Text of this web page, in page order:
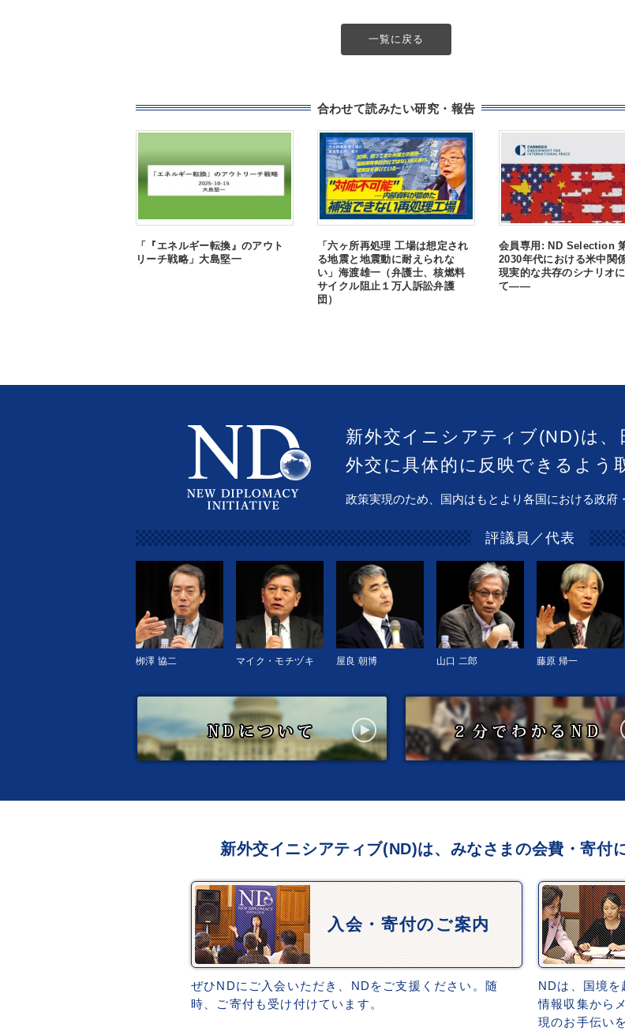
一覧に戻る
合わせて読みたい研究・報告
「『エネルギー転換』のアウト
リーチ戦略」大島堅一
「六ヶ所再処理 工場は想定され
る地震と地震動に耐えられな
い」海渡雄一（弁護士、核燃料
サイクル阻止１万人訴訟弁護
団）
会員専用: ND Selection
2030年代における米中
現実的な共存のシナリオ
て――
新外交イニシアティブ(ND)は、
外交に具体的に反映できるよう
政策実現のため、国内はもとより各国における政府
評議員／代表
栁澤 協二 マイク・モチヅキ 屋良 朝博 山口 二郎 藤原 帰一
新外交イニシアティブ(ND)は、みなさまの会費・寄付
入会・寄付のご案内
ぜひNDにご入会いただき、NDをご支援ください。随
時、ご寄付も受け付けています。
NDは、国境を
情報収集から
現のお手伝い